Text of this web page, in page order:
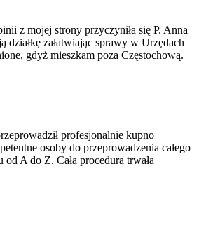
z mojej strony przyczyniła się P. Anna
działkę załatwiając sprawy w Urzędach
gdyż mieszkam poza Częstochową.
profesjonalnie kupno
osoby do przeprowadzenia całego
A do Z. Cała procedura trwała